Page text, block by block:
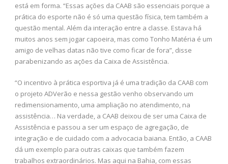
está em forma. “Essas ações da CAAB são essenciais porque a
prática do esporte não é só uma questão física, tem também a
questão mental. Além da interação entre a classe. Estava há
muitos anos sem jogar capoeira, mas como Tonho Matéria é um
amigo de velhas datas não tive como ficar de fora”, disse
parabenizando as ações da Caixa de Assistência.
“O incentivo à prática esportiva já é uma tradição da CAAB com
o projeto ADVerão e nessa gestão venho observando um
redimensionamento, uma ampliação no atendimento, na
assistência… Na verdade, a CAAB deixou de ser uma Caixa de
Assistência e passou a ser um espaço de agregação, de
integração e de cuidado com a advocacia baiana. Então, a CAAB
dá um exemplo para outras caixas que também fazem
trabalhos extraordinários. Mas aqui na Bahia, com essas